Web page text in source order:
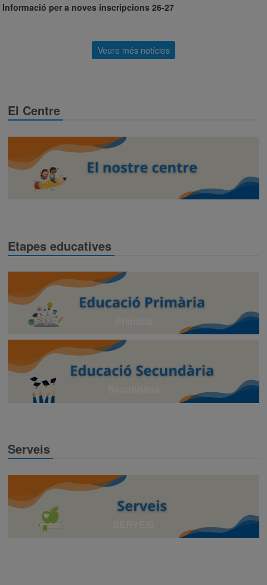
Informació per a noves inscripcions 26-27
Veure més notícies
El Centre
Etapes educatives
Serveis